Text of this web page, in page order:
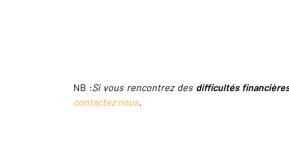
NB :Si vous rencontrez des difficultés
contactez nous.